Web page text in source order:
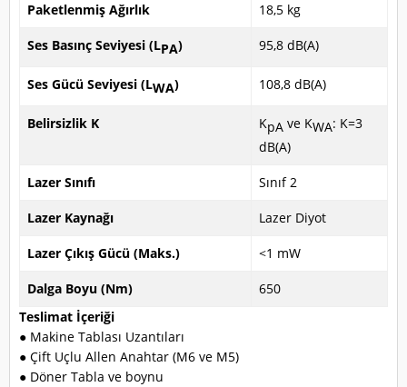
Paketlenmiş Ağırlık 18,5 kg
Ses Basınç Seviyesi (LPA) 95,8 dB(A)
Ses Gücü Seviyesi (LWA) 108,8 dB(A)
Belirsizlik K KpA ve KWA: K=3
dB(A)
Lazer Sınıfı Sınıf 2
Lazer Kaynağı Lazer Diyot
Lazer Çıkış Gücü (Maks.) <1 mW
Dalga Boyu (Nm)
650
Teslimat İçeriği
● Makine Tablası Uzantıları
● Çift Uçlu Allen Anahtar (M6 ve M5)
● Döner Tabla ve boynu